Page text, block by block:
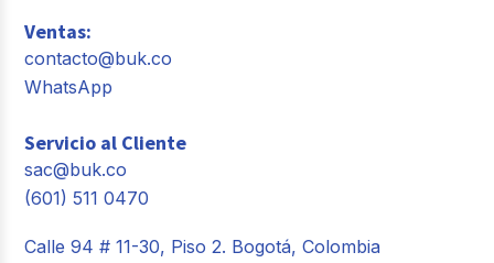
Ventas:
contacto@buk.co
WhatsApp
Servicio al Cliente
sac@buk.co
(601) 511 0470
Calle 94 # 11-30, Piso 2. Bogotá, Colombia